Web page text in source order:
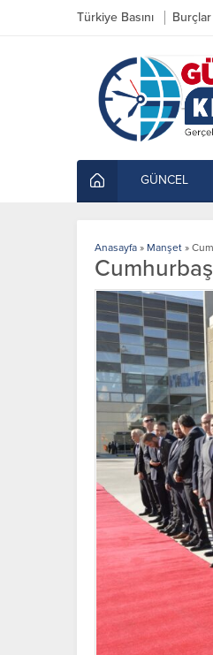
Türkiye Basını Burçlar
GÜNCEL
Anasayfa » Manşet »